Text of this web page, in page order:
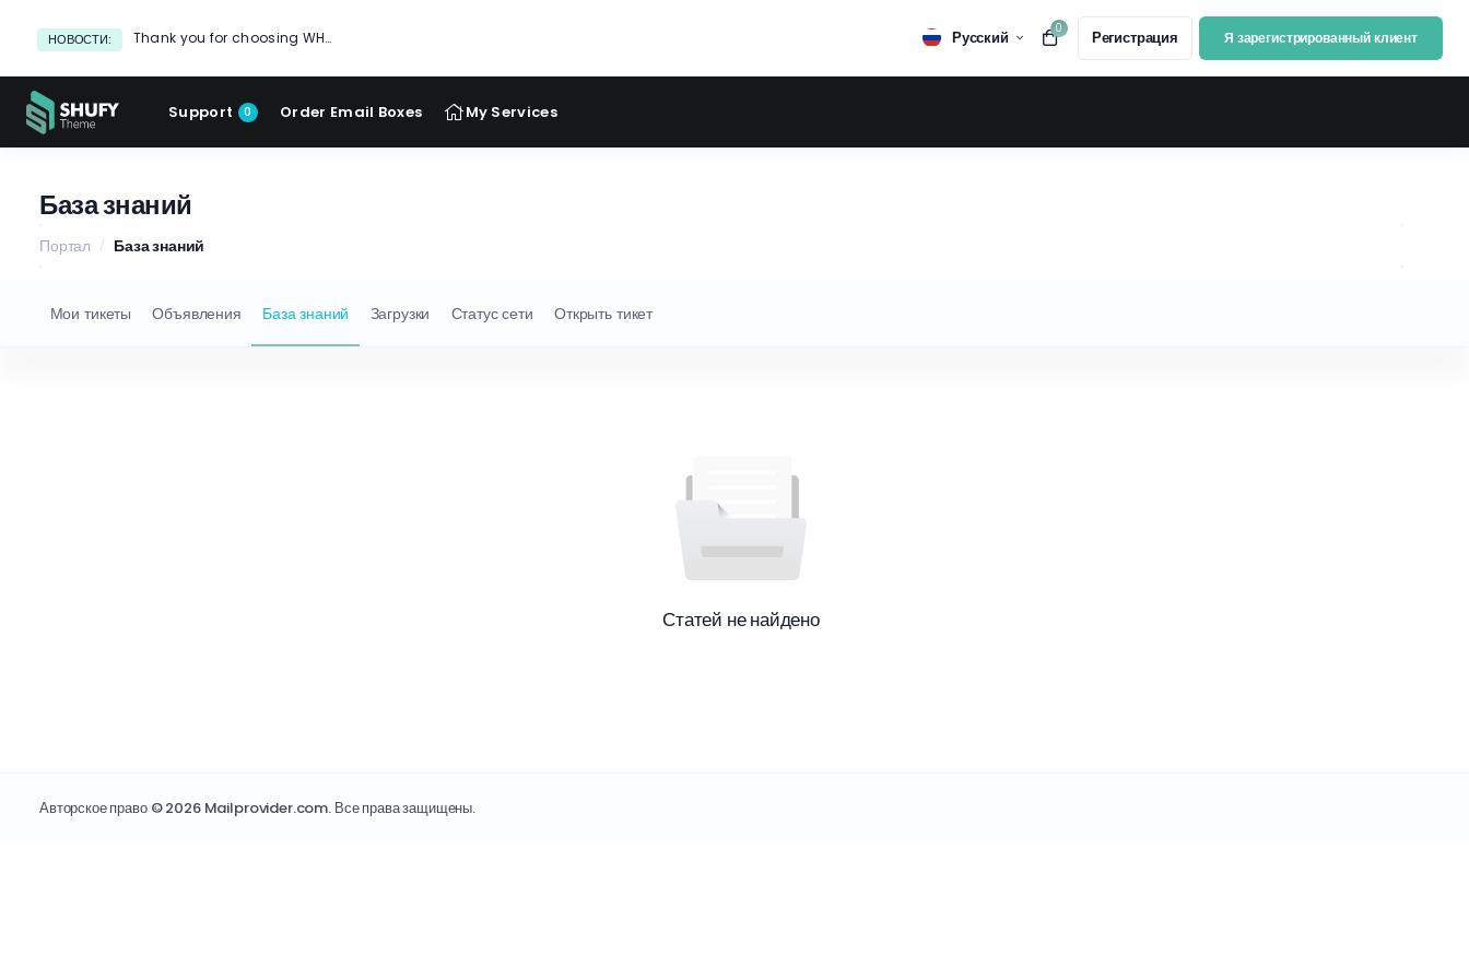
НОВОСТИ: Thank you for choosing WHMCS! Русский 0 Регистрация Я зарегистрированный клиент
Support 0 Order Email Boxes My Services
База знаний
Портал База знаний
Мои тикеты Объявления База знаний Загрузки Статус сети Открыть тикет
Статей не найдено
Авторское право © 2026 Mailprovider.com. Все права защищены.